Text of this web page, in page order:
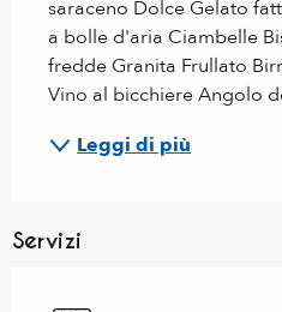
saraceno Dolce Gelato
a bolle d'aria Ciambelle
fredde Granita Frullato
Vino al bicchiere Angolo
Leggi di più
Servizi